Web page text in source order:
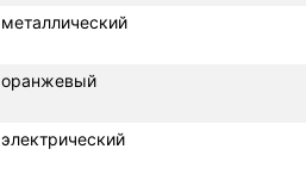
металлический
оранжевый
электрический